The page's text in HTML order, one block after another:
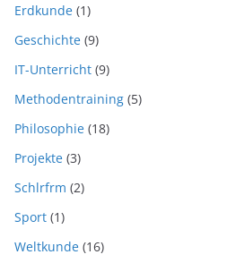
Erdkunde (1)
Geschichte (9)
IT-Unterricht (9)
Methodentraining (5)
Philosophie (18)
Projekte (3)
Schlrfrm (2)
Sport (1)
Weltkunde (16)